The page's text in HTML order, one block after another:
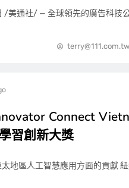
/美通社/ — 全球領先的廣告科技
terry@111.com.tw
Connect
習創新大獎
地區人工智慧應用方面的貢獻